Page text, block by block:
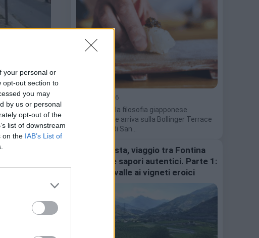
your personal or
opt-out section to
you may
by us or personal
opt-out of the
list of downstream
on the IAB’s List of
Danilo
da una
in
Place de
7 Agosto 2026
Il 10 agosto la filosofia giapponese
dell'omakase arriva sulla Bollinger Terrace
nella notte di San…
Valle d’Aosta, viaggio tra Fontina
DOP, vini e sapori autentici. Parte 1:
dal fondovalle ai vigneti eroici